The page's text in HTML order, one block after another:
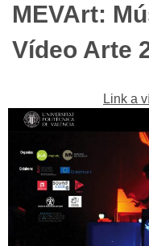
MEVArt:
Vídeo Arte
Link a